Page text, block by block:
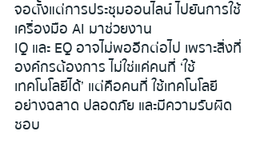
จอตั้งแต่การประชุมออนไลน์ ไปยันการใช้
เคริ่องมือ AI มาช่วยงาน
IQ และ EQ อาจไม่พออีกต่อไป เพราะสิ่งที่
องค์กรต้องการ ไม่ใช่แค่คนที่ ‘ใช้
เทคโนโลยีได้’ แต่คือคนที่ ใช้เทคโนโลยี
อย่างฉลาด ปลอดภัย และมีความรับผิด
ชอบ